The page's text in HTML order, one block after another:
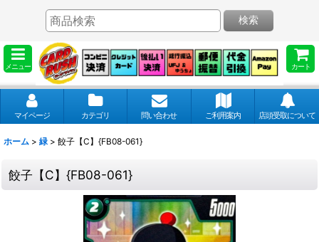
メニュー カート
検索
マイページ カテゴリ 問い合わせ ご利用案内 店頭受取について
ホーム > 緑 > 餃子【C】{FB08-061}
餃子【C】{FB08-061}